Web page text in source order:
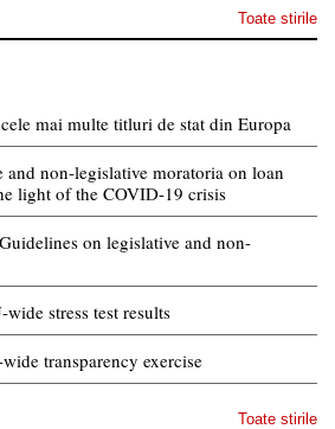
Toate stirile
mai multe titluri de stat din Europa
non-legislative moratoria on loan
light of the COVID-19 crisis
on legislative and non-
stress test results
transparency exercise
Toate stirile